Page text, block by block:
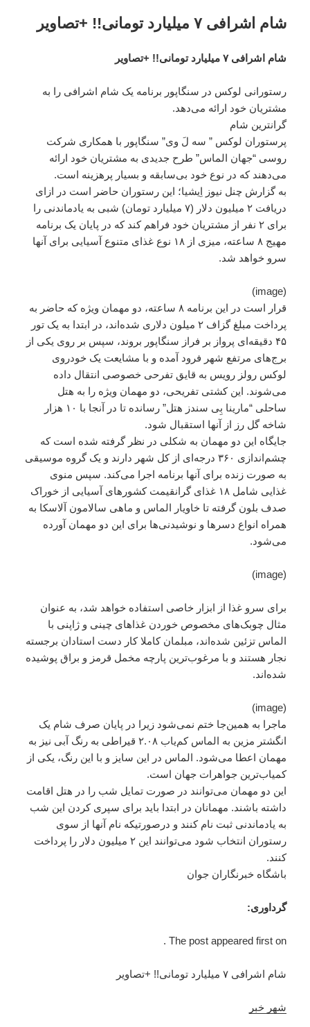
شام اشرافی ۷ میلیارد تومانی!! +تصاویر
شام اشرافی ۷ میلیارد تومانی!! +تصاویر
رستورانی لوکس در سنگاپور برنامه یک شام اشرافی را به
مشتریان خود ارائه می‌دهد.
گرانترین شام
پرستوران لوکس ” سه لَ وی” سنگاپور با همکاری شرکت
روسی “جهان الماس” طرح جدیدی به مشتریان خود ارائه
می‌دهند که در نوع خود بی‌سابقه و بسیار پرهزینه است.
به گزارش چنل نیوز اِیشیا؛ این رستوران حاضر است در ازای
دریافت ۲ میلیون دلار (۷ میلیارد تومان) شبی به یادماندنی را
برای ۲ نفر از مشتریان خود فراهم کند که در پایان یک برنامه
مهیج ۸ ساعته، میزی از ۱۸ نوع غذای متنوع آسیایی برای آنها
سرو خواهد شد.
(image)
قرار است در این برنامه ۸ ساعته، دو مهمان ویژه که حاضر به
پرداخت مبلغ گزاف ۲ میلون دلاری شده‌اند، در ابتدا به یک تور
۴۵ دقیقه‌ای پرواز بر فراز سنگاپور بروند، سپس بر روی یکی از
برج‌های مرتفع شهر فرود آمده و با مشایعت یک خودروی
لوکس رولز رویس به قایق تفرحی خصوصی انتقال داده
می‌شوند. این کشتی تفریحی، دو مهمان ویژه را به هتل
ساحلی “مارینا بِی سندز هتل” رسانده تا در آنجا با ۱۰ هزار
شاخه گل رز از آنها استقبال شود.
جایگاه این دو مهمان به شکلی در نظر گرفته شده است که
چشم‌اندازی ۳۶۰ درجه‌ای از کل شهر دارند و یک گروه موسیقی
به صورت زنده برای آنها برنامه اجرا می‌کند. سپس منوی
غذایی شامل ۱۸ غذای گرانقیمت کشورهای آسیایی از خوراک
صدف بلون گرفته تا خاویار الماس و ماهی سالامون آلاسکا به
همراه انواع دسرها و نوشیدنی‌ها برای این دو مهمان آورده
می‌شود.
(image)
برای سرو غذا از ابزار خاصی استفاده خواهد شد، به عنوان
مثال چوبک‌های مخصوص خوردن غذاهای چینی و ژاپنی با
الماس تزئین شده‌اند، مبلمان کاملا کار دست استادان برجسته
نجار هستند و با مرغوب‌ترین پارچه مخمل قرمز و براق پوشیده
شده‌اند.
(image)
ماجرا به همین‌جا ختم نمی‌شود زیرا در پایان صرف شام یک
انگشتر مزین به الماس کم‌یاب ۲.۰۸ قیراطی به رنگ آبی نیز به
مهمان اعطا می‌شود. الماس در این سایز و با این رنگ، یکی از
کمیاب‌ترین جواهرات جهان است.
این دو مهمان می‌توانند در صورت تمایل شب را در هتل اقامت
داشته باشند. مهمانان در ابتدا باید برای سپری کردن این شب
به یادماندنی ثبت نام کنند و درصورتیکه نام آنها از سوی
رستوران انتخاب شود می‌توانند این ۲ میلیون دلار را پرداخت
کنند.
باشگاه خبرنگاران جوان
گرداوری:
The post appeared first on .
شام اشرافی ۷ میلیارد تومانی!! +تصاویر
شهر خبر